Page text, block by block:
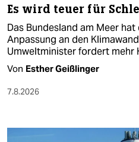
Es wird teuer für
Das Bundesland am Meer
Anpassung an den
Umweltminister fordert mehr
Von Esther Geißlinger
7.8.2026